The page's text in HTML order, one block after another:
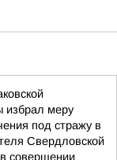
избрал меру
под стражу в
Свердловской
совершении